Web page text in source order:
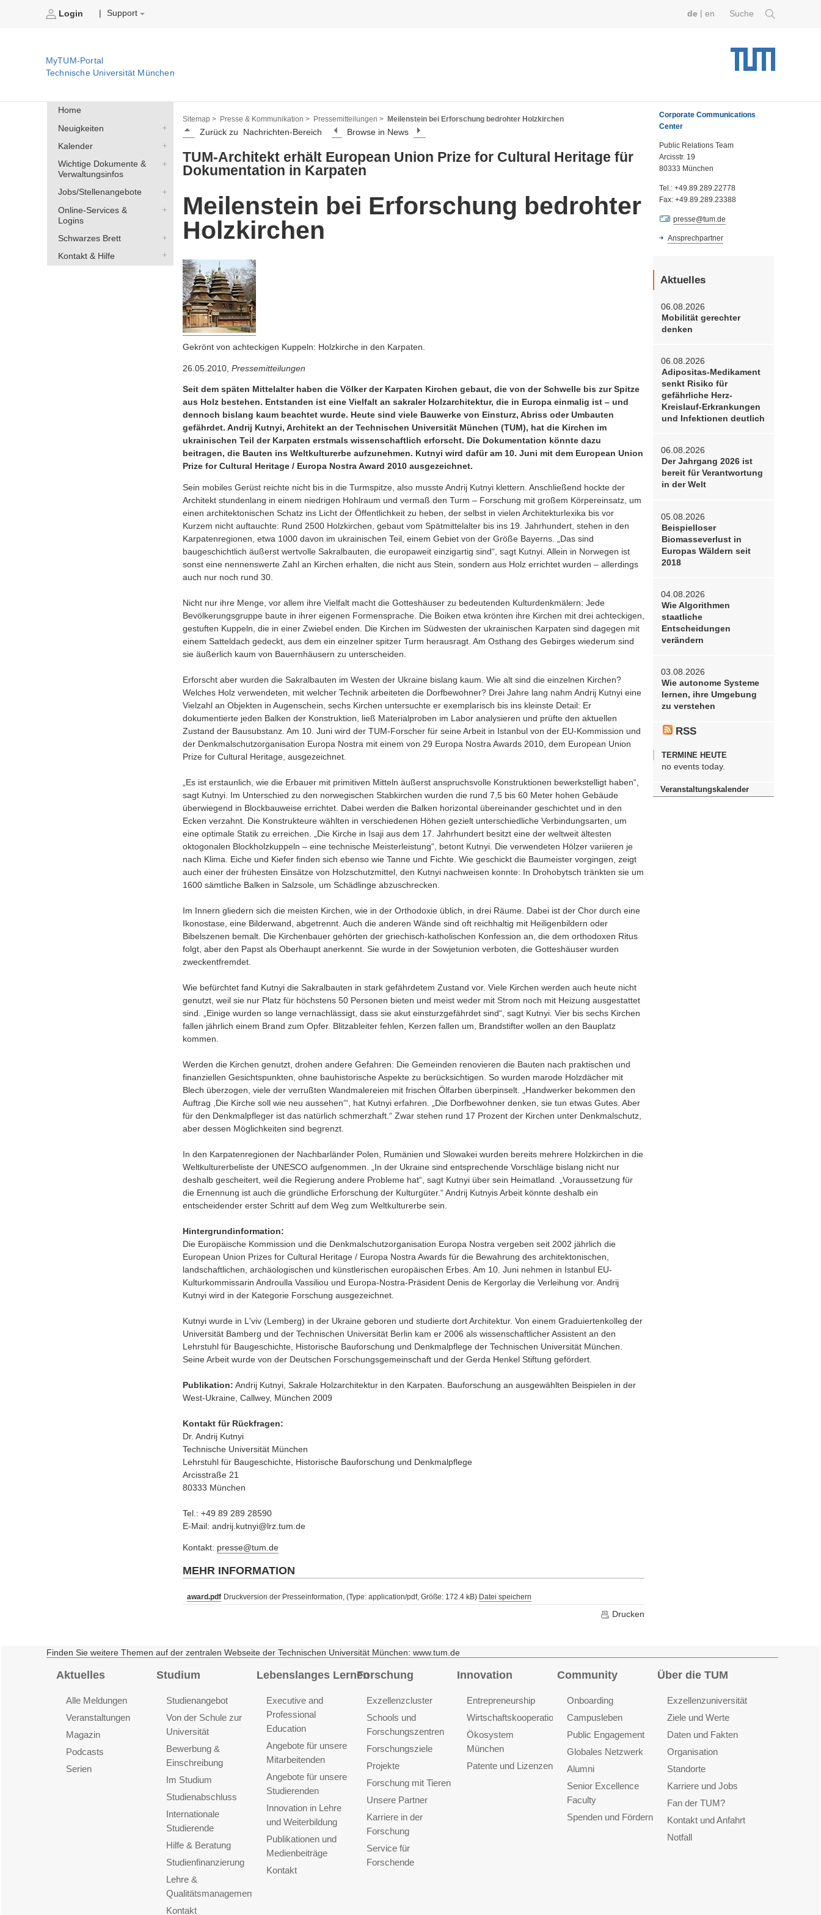
Login Support Suche
de en
MyTUM-Portal
Technische Universität München
Home
Neuigkeiten
Kalender
Wichtige Dokumente &
Verwaltungsinfos
Jobs/Stellenangebote
Online-Services &
Logins
Schwarzes Brett
Kontakt & Hilfe
Sitemap > Presse & Kommunikation > Pressemitteilungen > Meilenstein bei Erforschung bedrohter Holzkirchen
Zurück zu Nachrichten-Bereich Browse in News
TUM-Architekt erhält European Union Prize for Cultural Heritage für
Dokumentation in Karpaten
Meilenstein bei Erforschung bedrohter
Holzkirchen
Gekrönt von achteckigen Kuppeln: Holzkirche in den Karpaten.
26.05.2010, Pressemitteilungen
Seit dem späten Mittelalter haben die Völker der Karpaten Kirchen gebaut, die von der Schwelle bis zur Spitze
aus Holz bestehen. Entstanden ist eine Vielfalt an sakraler Holzarchitektur, die in Europa einmalig ist – und
dennoch bislang kaum beachtet wurde. Heute sind viele Bauwerke von Einsturz, Abriss oder Umbauten
gefährdet. Andrij Kutnyi, Architekt an der Technischen Universität München (TUM), hat die Kirchen im
ukrainischen Teil der Karpaten erstmals wissenschaftlich erforscht. Die Dokumentation könnte dazu
beitragen, die Bauten ins Weltkulturerbe aufzunehmen. Kutnyi wird dafür am 10. Juni mit dem European Union
Prize for Cultural Heritage / Europa Nostra Award 2010 ausgezeichnet.
Sein mobiles Gerüst reichte nicht bis in die Turmspitze, also musste Andrij Kutnyi klettern. Anschließend hockte der
Architekt stundenlang in einem niedrigen Hohlraum und vermaß den Turm – Forschung mit großem Körpereinsatz, um
einen architektonischen Schatz ins Licht der Öffentlichkeit zu heben, der selbst in vielen Architekturlexika bis vor
Kurzem nicht auftauchte: Rund 2500 Holzkirchen, gebaut vom Spätmittelalter bis ins 19. Jahrhundert, stehen in den
Karpatenregionen, etwa 1000 davon im ukrainischen Teil, einem Gebiet von der Größe Bayerns. „Das sind
baugeschichtlich äußerst wertvolle Sakralbauten, die europaweit einzigartig sind“, sagt Kutnyi. Allein in Norwegen ist
sonst eine nennenswerte Zahl an Kirchen erhalten, die nicht aus Stein, sondern aus Holz errichtet wurden – allerdings
auch nur noch rund 30.
Nicht nur ihre Menge, vor allem ihre Vielfalt macht die Gotteshäuser zu bedeutenden Kulturdenkmälern: Jede
Bevölkerungsgruppe baute in ihrer eigenen Formensprache. Die Boiken etwa krönten ihre Kirchen mit drei achteckigen,
gestuften Kuppeln, die in einer Zwiebel enden. Die Kirchen im Südwesten der ukrainischen Karpaten sind dagegen mit
einem Satteldach gedeckt, aus dem ein einzelner spitzer Turm herausragt. Am Osthang des Gebirges wiederum sind
sie äußerlich kaum von Bauernhäusern zu unterscheiden.
Erforscht aber wurden die Sakralbauten im Westen der Ukraine bislang kaum. Wie alt sind die einzelnen Kirchen?
Welches Holz verwendeten, mit welcher Technik arbeiteten die Dorfbewohner? Drei Jahre lang nahm Andrij Kutnyi eine
Vielzahl an Objekten in Augenschein, sechs Kirchen untersuchte er exemplarisch bis ins kleinste Detail: Er
dokumentierte jeden Balken der Konstruktion, ließ Materialproben im Labor analysieren und prüfte den aktuellen
Zustand der Bausubstanz. Am 10. Juni wird der TUM-Forscher für seine Arbeit in Istanbul von der EU-Kommission und
der Denkmalschutzorganisation Europa Nostra mit einem von 29 Europa Nostra Awards 2010, dem European Union
Prize for Cultural Heritage, ausgezeichnet.
„Es ist erstaunlich, wie die Erbauer mit primitiven Mitteln äußerst anspruchsvolle Konstruktionen bewerkstelligt haben“,
sagt Kutnyi. Im Unterschied zu den norwegischen Stabkirchen wurden die rund 7,5 bis 60 Meter hohen Gebäude
überwiegend in Blockbauweise errichtet. Dabei werden die Balken horizontal übereinander geschichtet und in den
Ecken verzahnt. Die Konstrukteure wählten in verschiedenen Höhen gezielt unterschiedliche Verbindungsarten, um
eine optimale Statik zu erreichen. „Die Kirche in Isaji aus dem 17. Jahrhundert besitzt eine der weltweit ältesten
oktogonalen Blockholzkuppeln – eine technische Meisterleistung“, betont Kutnyi. Die verwendeten Hölzer variieren je
nach Klima. Eiche und Kiefer finden sich ebenso wie Tanne und Fichte. Wie geschickt die Baumeister vorgingen, zeigt
auch einer der frühesten Einsätze von Holzschutzmittel, den Kutnyi nachweisen konnte: In Drohobytsch tränkten sie um
1600 sämtliche Balken in Salzsole, um Schädlinge abzuschrecken.
Im Innern gliedern sich die meisten Kirchen, wie in der Orthodoxie üblich, in drei Räume. Dabei ist der Chor durch eine
Ikonostase, eine Bilderwand, abgetrennt. Auch die anderen Wände sind oft reichhaltig mit Heiligenbildern oder
Bibelszenen bemalt. Die Kirchenbauer gehörten der griechisch-katholischen Konfession an, die dem orthodoxen Ritus
folgt, aber den Papst als Oberhaupt anerkennt. Sie wurde in der Sowjetunion verboten, die Gotteshäuser wurden
zweckentfremdet.
Wie befürchtet fand Kutnyi die Sakralbauten in stark gefährdetem Zustand vor. Viele Kirchen werden auch heute nicht
genutzt, weil sie nur Platz für höchstens 50 Personen bieten und meist weder mit Strom noch mit Heizung ausgestattet
sind. „Einige wurden so lange vernachlässigt, dass sie akut einsturzgefährdet sind“, sagt Kutnyi. Vier bis sechs Kirchen
fallen jährlich einem Brand zum Opfer. Blitzableiter fehlen, Kerzen fallen um, Brandstifter wollen an den Bauplatz
kommen.
Werden die Kirchen genutzt, drohen andere Gefahren: Die Gemeinden renovieren die Bauten nach praktischen und
finanziellen Gesichtspunkten, ohne bauhistorische Aspekte zu berücksichtigen. So wurden marode Holzdächer mit
Blech überzogen, viele der verrußten Wandmalereien mit frischen Ölfarben überpinselt. „Handwerker bekommen den
Auftrag ,Die Kirche soll wie neu aussehen’“, hat Kutnyi erfahren. „Die Dorfbewohner denken, sie tun etwas Gutes. Aber
für den Denkmalpfleger ist das natürlich schmerzhaft.“ Zwar stehen rund 17 Prozent der Kirchen unter Denkmalschutz,
aber dessen Möglichkeiten sind begrenzt.
In den Karpatenregionen der Nachbarländer Polen, Rumänien und Slowakei wurden bereits mehrere Holzkirchen in die
Weltkulturerbeliste der UNESCO aufgenommen. „In der Ukraine sind entsprechende Vorschläge bislang nicht nur
deshalb gescheitert, weil die Regierung andere Probleme hat“, sagt Kutnyi über sein Heimatland. „Voraussetzung für
die Ernennung ist auch die gründliche Erforschung der Kulturgüter.“ Andrij Kutnyis Arbeit könnte deshalb ein
entscheidender erster Schritt auf dem Weg zum Weltkulturerbe sein.
Hintergrundinformation:
Die Europäische Kommission und die Denkmalschutzorganisation Europa Nostra vergeben seit 2002 jährlich die
European Union Prizes for Cultural Heritage / Europa Nostra Awards für die Bewahrung des architektonischen,
landschaftlichen, archäologischen und künstlerischen europäischen Erbes. Am 10. Juni nehmen in Istanbul EU-
Kulturkommissarin Androulla Vassiliou und Europa-Nostra-Präsident Denis de Kergorlay die Verleihung vor. Andrij
Kutnyi wird in der Kategorie Forschung ausgezeichnet.
Kutnyi wurde in L'viv (Lemberg) in der Ukraine geboren und studierte dort Architektur. Von einem Graduiertenkolleg der
Universität Bamberg und der Technischen Universität Berlin kam er 2006 als wissenschaftlicher Assistent an den
Lehrstuhl für Baugeschichte, Historische Bauforschung und Denkmalpflege der Technischen Universität München.
Seine Arbeit wurde von der Deutschen Forschungsgemeinschaft und der Gerda Henkel Stiftung gefördert.
Publikation: Andrij Kutnyi, Sakrale Holzarchitektur in den Karpaten. Bauforschung an ausgewählten Beispielen in der
West-Ukraine, Callwey, München 2009
Kontakt für Rückfragen:
Dr. Andrij Kutnyi
Technische Universität München
Lehrstuhl für Baugeschichte, Historische Bauforschung und Denkmalpflege
Arcisstraße 21
80333 München
Tel.: +49 89 289 28590
E-Mail: andrij.kutnyi@lrz.tum.de
Kontakt: presse@tum.de
MEHR INFORMATION
award.pdf Druckversion der Presseinformation, (Type: application/pdf, Größe: 172.4 kB) Datei speichern
Drucken
Corporate Communications
Center
Public Relations Team
Arcisstr. 19
80333 München
Tel.: +49.89.289.22778
Fax: +49.89.289.23388
presse@tum.de
Ansprechpartner
Aktuelles
06.08.2026
Mobilität gerechter
denken
06.08.2026
Adipositas-Medikament
senkt Risiko für
gefährliche Herz-
Kreislauf-Erkrankungen
und Infektionen deutlich
06.08.2026
Der Jahrgang 2026 ist
bereit für Verantwortung
in der Welt
05.08.2026
Beispielloser
Biomasseverlust in
Europas Wäldern seit
2018
04.08.2026
Wie Algorithmen
staatliche
Entscheidungen
verändern
03.08.2026
Wie autonome Systeme
lernen, ihre Umgebung
zu verstehen
RSS
TERMINE HEUTE
no events today.
Veranstaltungskalender
Finden Sie weitere Themen auf der zentralen Webseite der Technischen Universität München: www.tum.de
Aktuelles
Alle Meldungen
Veranstaltungen
Magazin
Podcasts
Serien
Studium
Studienangebot
Von der Schule zur
Universität
Bewerbung &
Einschreibung
Im Studium
Studienabschluss
Internationale
Studierende
Hilfe & Beratung
Studienfinanzierung
Lehre &
Qualitätsmanagement
Kontakt
Lebenslanges Lernen
Executive and
Professional
Education
Angebote für unsere
Mitarbeitenden
Angebote für unsere
Studierenden
Innovation in Lehre
und Weiterbildung
Publikationen und
Medienbeiträge
Kontakt
Forschung
Exzellenzcluster
Schools und
Forschungszentren
Forschungsziele
Projekte
Forschung mit Tieren
Unsere Partner
Karriere in der
Forschung
Service für
Forschende
Innovation
Entrepreneurship
Wirtschaftskooperationen
Ökosystem
München
Patente und Lizenzen
Community
Onboarding
Campusleben
Public Engagement
Globales Netzwerk
Alumni
Senior Excellence
Faculty
Spenden und Fördern
Über die TUM
Exzellenzuniversität
Ziele und Werte
Daten und Fakten
Organisation
Standorte
Karriere und Jobs
Fan der TUM?
Kontakt und Anfahrt
Notfall